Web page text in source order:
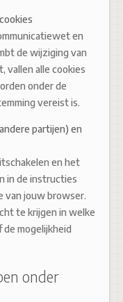
en
de wijziging van
vallen alle cookies
onder de
vereist is.
partijen) en
en het
in de instructies
van jouw browser.
te krijgen in welke
mogelijkheid
onder